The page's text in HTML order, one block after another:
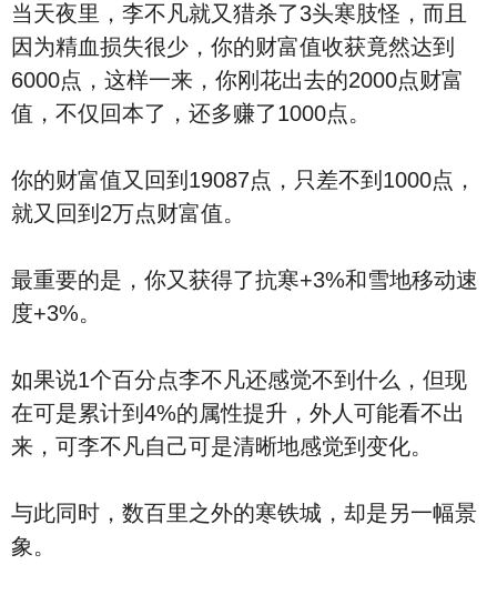
当天夜里，李不凡就又猎杀了3头寒肢怪，而且
因为精血损失很少，你的财富值收获竟然达到
6000点，这样一来，你刚花出去的2000点财富
值，不仅回本了，还多赚了1000点。
你的财富值又回到19087点，只差不到1000点，
就又回到2万点财富值。
最重要的是，你又获得了抗寒+3%和雪地移动速
度+3%。
如果说1个百分点李不凡还感觉不到什么，但现
在可是累计到4%的属性提升，外人可能看不出
来，可李不凡自己可是清晰地感觉到变化。
与此同时，数百里之外的寒铁城，却是另一幅景
象。